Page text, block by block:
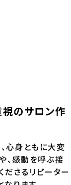
視のサロン作
心身ともに大変
、感動を呼ぶ接
ださるリピーター